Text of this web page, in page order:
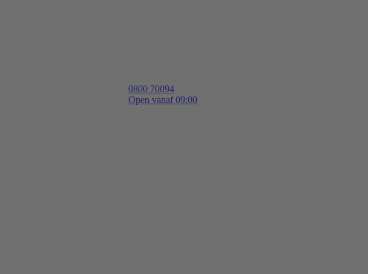
0800 70094
Open vanaf 09:00